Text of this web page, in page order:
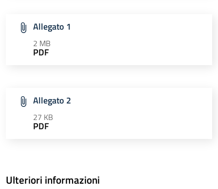
Allegato 1
2 MB
PDF
Allegato 2
27 KB
PDF
Ulteriori informazioni